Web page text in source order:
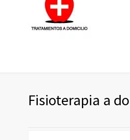
Fisioterapia a